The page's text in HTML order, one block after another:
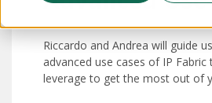
Riccardo and Andrea will guide
advanced use cases of IP Fabric
leverage to get the most out of